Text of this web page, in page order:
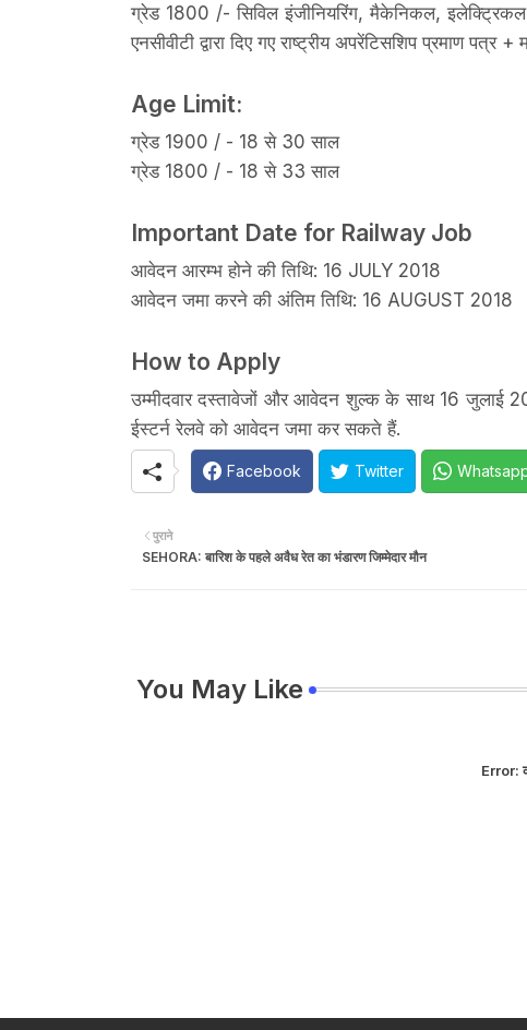
ग्रेड 1800 /- सिविल इंजीनियरिंग, मैकेनिकल,
एनसीवीटी द्वारा दिए गए राष्ट्रीय अपरेंटिसशिप प्रमाण पत्र +
Age Limit:
ग्रेड 1900 / - 18 से 30 साल
ग्रेड 1800 / - 18 से 33 साल
Important Date for Railway Job
आवेदन आरम्भ होने की तिथि: 16 JULY 2018
आवेदन जमा करने की अंतिम तिथि: 16 AUGUST 2018
How to Apply
उम्मीदवार दस्तावेजों और आवेदन शुल्क के साथ 16 जुलाई
ईस्टर्न रेलवे को आवेदन जमा कर सकते हैं.
Facebook Twitter
पुराने
SEHORA: बारिश के पहले अवैध रेत का भंडारण जिम्मेदार मौन
You May Like
Error: